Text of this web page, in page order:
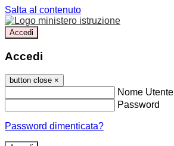
Salta al contenuto
Accedi
Accedi
button close ×
Nome Utente
Password
Password dimenticata?